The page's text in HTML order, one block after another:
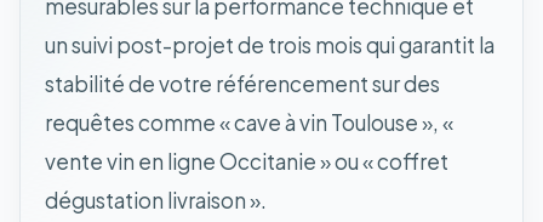
mesurables sur la performance technique et
un suivi post-projet de trois mois qui garantit la
stabilité de votre référencement sur des
requêtes comme « cave à vin Toulouse », «
vente vin en ligne Occitanie » ou « coffret
dégustation livraison ».